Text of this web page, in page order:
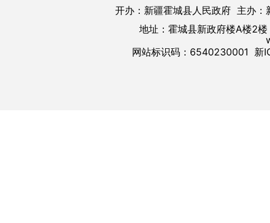
开办：新疆霍城县人民政府 主办
地址：霍城县新政府楼A楼
网站标识码：6540230001 新